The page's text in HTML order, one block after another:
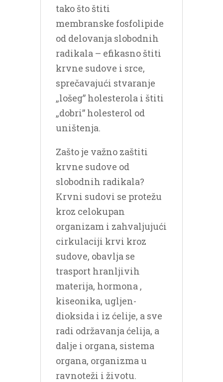
tako što štiti
membranske fosfolipide
od delovanja slobodnih
radikala – efikasno štiti
krvne sudove i srce,
sprečavajući stvaranje
„lošeg” holesterola i štiti
„dobri” holesterol od
uništenja.
Zašto je važno zaštiti
krvne sudove od
slobodnih radikala?
Krvni sudovi se protežu
kroz celokupan
organizam i zahvaljujući
cirkulaciji krvi kroz
sudove, obavlja se
trasport hranljivih
materija, hormona ,
kiseonika, ugljen-
dioksida i iz ćelije, a sve
radi održavanja ćelija, a
dalje i organa, sistema
organa, organizma u
ravnoteži i životu.